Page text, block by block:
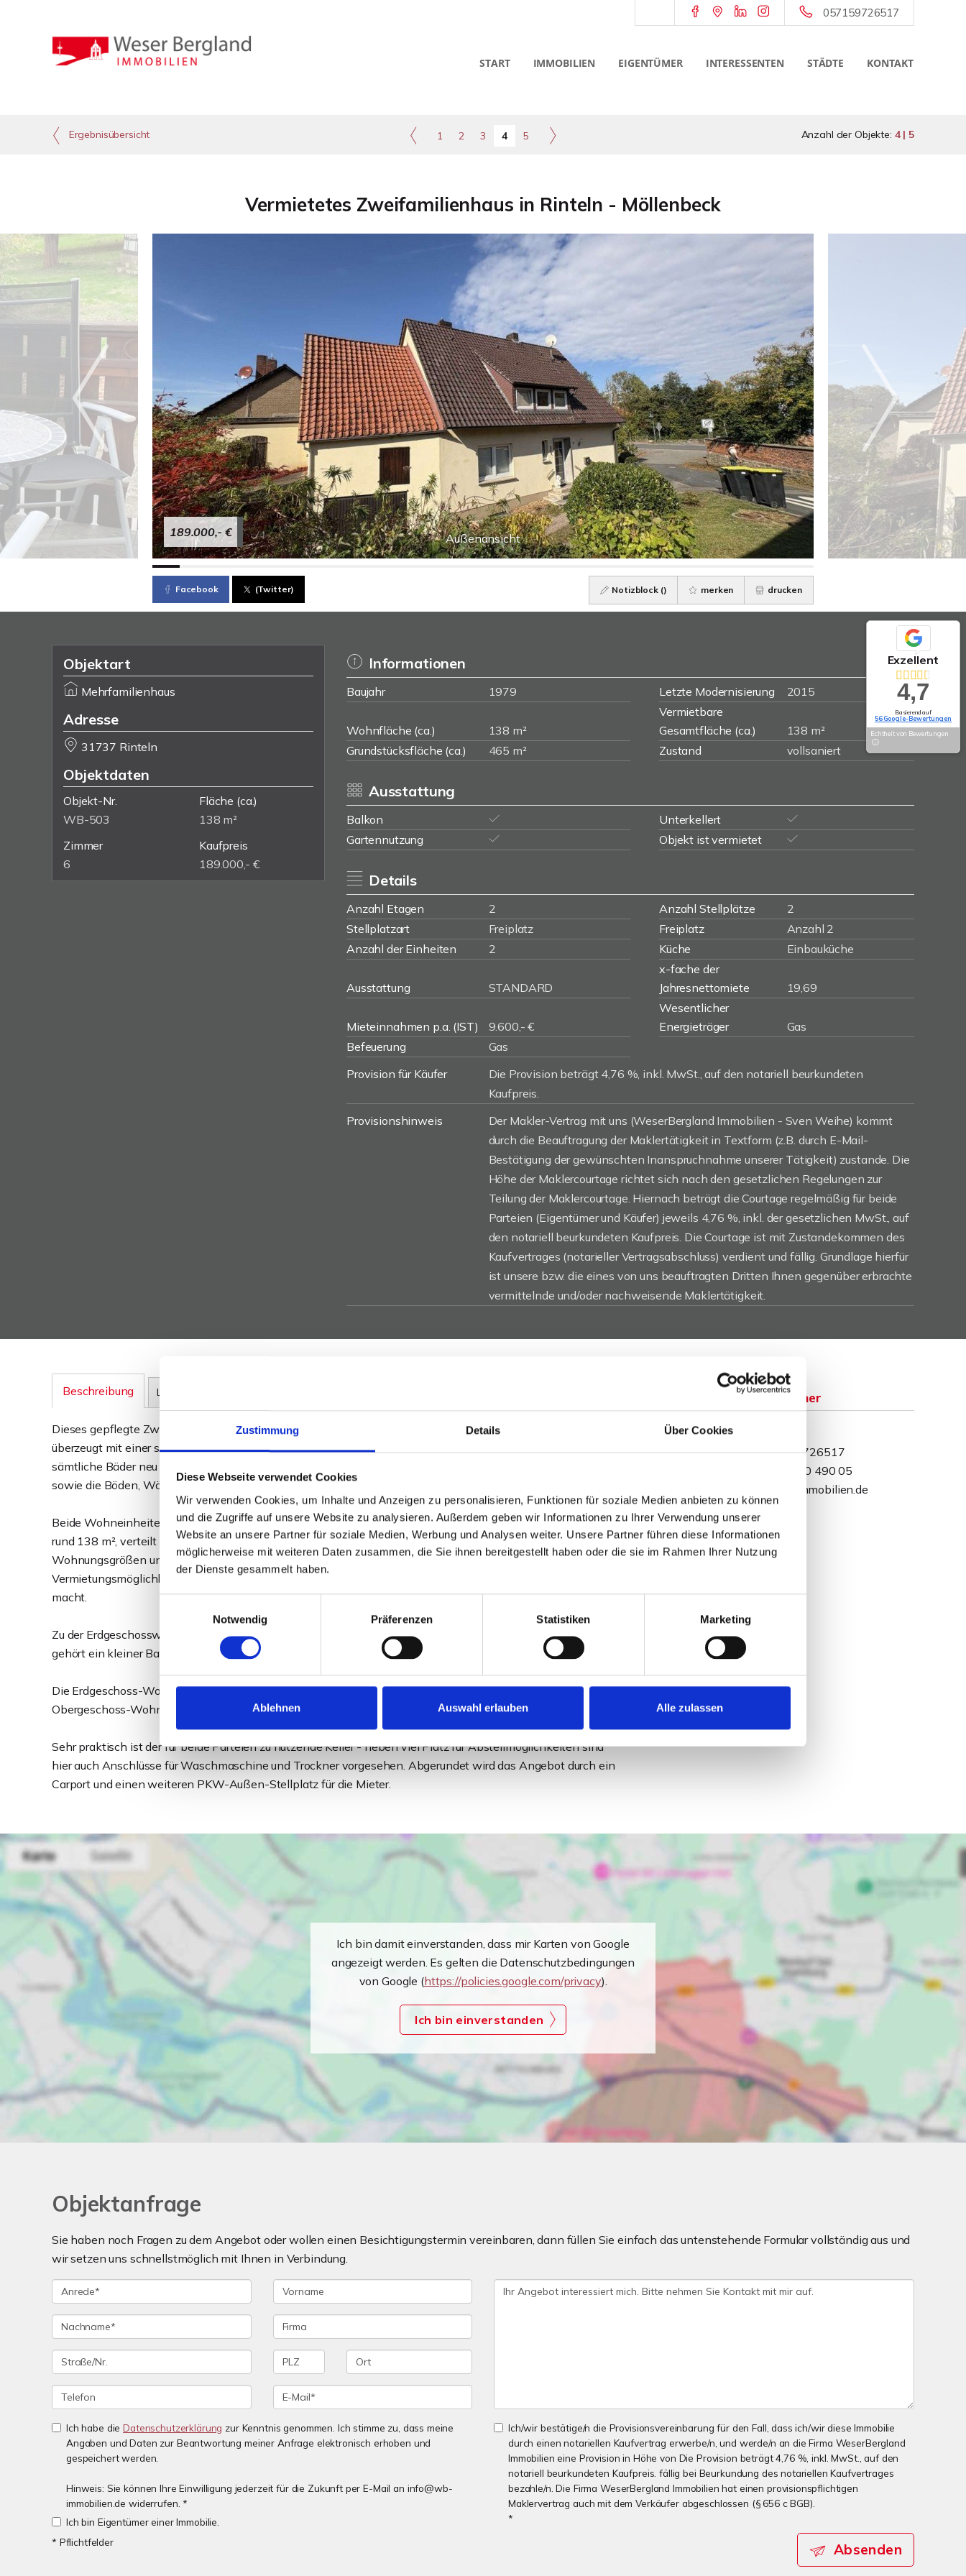
Zustimmung Details Über Cookies
Diese Webseite verwendet Cookies
Wir verwenden Cookies, um Inhalte und Anzeigen zu personalisieren, Funktionen für soziale Medien anbieten zu können
und die Zugriffe auf unsere Website zu analysieren. Außerdem geben wir Informationen zu Ihrer Verwendung unserer
Website an unsere Partner für soziale Medien, Werbung und Analysen weiter. Unsere Partner führen diese Informationen
möglicherweise mit weiteren Daten zusammen, die Sie ihnen bereitgestellt haben oder die sie im Rahmen Ihrer Nutzung
der Dienste gesammelt haben.
Notwendig
Präferenzen Statistiken Marketing
Ablehnen Auswahl erlauben Alle zulassen
057159726517
START IMMOBILIEN EIGENTÜMER INTERESSENTEN STÄDTE KONTAKT
Ergebnisübersicht 1 2 3 4 5 Anzahl der Objekte: 4 | 5
Vermietetes Zweifamilienhaus in Rinteln - Möllenbeck
Außenansicht
189.000,- €
Facebook (Twitter) Notizblock () merken drucken
Objektart
Mehrfamilienhaus
Adresse
31737 Rinteln
Objektdaten
Objekt-Nr.
WB-503
Fläche (ca.)
138 m²
Zimmer
6
Kaufpreis
189.000,- €
Informationen
Baujahr 1979 Letzte Modernisierung 2015
Wohnfläche (ca.) 138 m²
Vermietbare
Gesamtfläche (ca.)
138 m²
Grundstücksfläche (ca.)
465 m² Zustand vollsaniert
Ausstattung
Balkon
Unterkellert
Gartennutzung
Objekt ist vermietet
Details
Anzahl Etagen 2 Anzahl Stellplätze
2
Stellplatzart
Freiplatz Freiplatz
Anzahl 2
Anzahl der Einheiten
2 Küche Einbauküche
Ausstattung STANDARD
x-fache der
Jahresnettomiete
19,69
Mieteinnahmen p.a. (IST) 9.600,- €
Wesentlicher
Energieträger
Gas
Befeuerung
Gas
Provision für Käufer
Die Provision beträgt 4,76 %, inkl. MwSt., auf den notariell beurkundeten
Kaufpreis.
Provisionshinweis
Der Makler-Vertrag mit uns (WeserBergland Immobilien - Sven Weihe) kommt
durch die Beauftragung der Maklertätigkeit in Textform (z.B. durch E-Mail-
Bestätigung der gewünschten Inanspruchnahme unserer Tätigkeit) zustande. Die
Höhe der Maklercourtage richtet sich nach den gesetzlichen Regelungen zur
Teilung der Maklercourtage. Hiernach beträgt die Courtage regelmäßig für beide
Parteien (Eigentümer und Käufer) jeweils 4,76 %, inkl. der gesetzlichen MwSt., auf
den notariell beurkundeten Kaufpreis. Die Courtage ist mit Zustandekommen des
Kaufvertrages (notarieller Vertragsabschluss) verdient und fällig. Grundlage hierfür
ist unsere bzw. die eines von uns beauftragten Dritten Ihnen gegenüber erbrachte
vermittelnde und/oder nachweisende Maklertätigkeit.
Beschreibung Lage
Dieses gepflegte Zweifamilienhaus wurde im Jahr 1979 als Massivbau mit Keller und Balkon errichtet und
überzeugt mit einer soliden Bausubstanz, die in großen Teilen bereits modernisiert wurde. So wurden in 2015
sämtliche Bäder neu und modern gestaltet, die Fenster ausgetauscht, eine neue Heizung (Gas) installiert,
sowie die Böden, Wände und die Zuleitungen erneuert.
Beide Wohneinheiten verfügen über je 3 ZKB und sind voll vermietet. Die vermietbare Wohnfläche beträgt
rund 138 m², verteilt auf ca. 68 qm im Erdgeschoss und ca. 70 qm im Obergeschoss, plus Keller. Durch die
Wohnungsgrößen und den Zuschnitt der Wohnungen verspricht die Immobilie gute
Vermietungsmöglichkeiten und eine solide Rendite, was sie als langfristige Kapitalanlage äußerst interessant
macht.
Zu der Erdgeschosswohnung gehört ein kleiner, pflegeleichter Gartenbereich - zu der Obergeschosswohnung
gehört ein kleiner Balkon.
Die Erdgeschoss-Wohnung ist seit dem 01.10.2020 zu einer Netto-Kaltmiete von 370,- EUR, die
Obergeschoss-Wohnung seit dem 01.04.2025 zu einer Netto-Kaltmiete von 430,- EUR vermietet.
Sehr praktisch ist der für beide Parteien zu nutzende Keller - neben viel Platz für Abstellmöglichkeiten sind
hier auch Anschlüsse für Waschmaschine und Trockner vorgesehen. Abgerundet wird das Angebot durch ein
Carport und einen weiteren PKW-Außen-Stellplatz für die Mieter.
Ansprechpartner
Daniel Behrendt
Telefon: 057159726517
Telefax: 0571 870 490 05
behrendt@wb-immobilien.de
Ich bin damit einverstanden, dass mir Karten von Google
angezeigt werden. Es gelten die Datenschutzbedingungen
von Google (https://policies.google.com/privacy).
Ich bin einverstanden
Objektanfrage
Sie haben noch Fragen zu dem Angebot oder wollen einen Besichtigungstermin vereinbaren, dann füllen Sie einfach das untenstehende Formular vollständig aus und
wir setzen uns schnellstmöglich mit Ihnen in Verbindung.
Ich habe dieDatenschutzerklärung zur Kenntnis genommen. Ich stimme zu, dass meine
Angaben und Daten zur Beantwortung meiner Anfrage elektronisch erhoben und
gespeichert werden.
Hinweis: Sie können Ihre Einwilligung jederzeit für die Zukunft per E-Mail an info@wb-
immobilien.de widerrufen. *
Ich bin Eigentümer einer Immobilie.
Ich/wir bestätige/n die Provisionsvereinbarung für den Fall, dass ich/wir diese Immobilie
durch einen notariellen Kaufvertrag erwerbe/n, und werde/n an die Firma WeserBergland
Immobilien eine Provision in Höhe von Die Provision beträgt 4,76 %, inkl. MwSt., auf den
notariell beurkundeten Kaufpreis. fällig bei Beurkundung des notariellen Kaufvertrages
bezahle/n. Die Firma WeserBergland Immobilien hat einen provisionspflichtigen
Maklervertrag auch mit dem Verkäufer abgeschlossen (§ 656 c BGB).
*
* Pflichtfelder
Absenden
Exzellent
4,7
Basierend auf
56 Google-Bewertungen
Echtheit von Bewertungen